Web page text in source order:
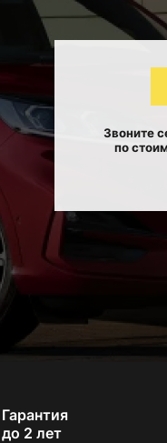
Звоните
по
Гарантия
до 2 лет